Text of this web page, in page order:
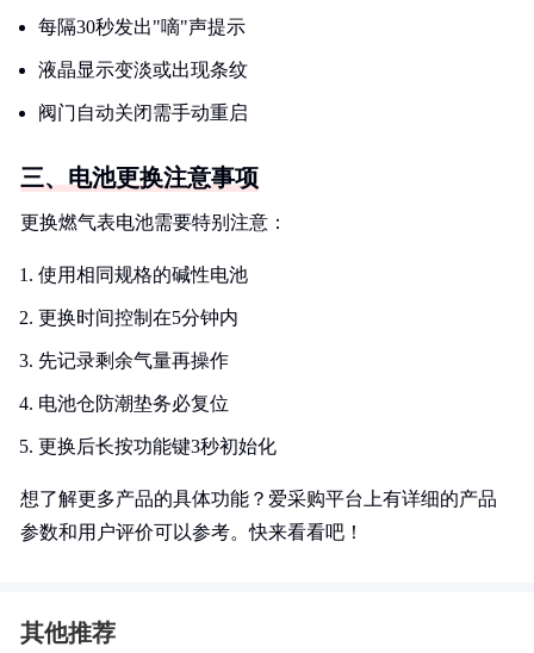
每隔30秒发出"嘀"声提示
液晶显示变淡或出现条纹
阀门自动关闭需手动重启
三、电池更换注意事项
更换燃气表电池需要特别注意：
使用相同规格的碱性电池
更换时间控制在5分钟内
先记录剩余气量再操作
电池仓防潮垫务必复位
更换后长按功能键3秒初始化
想了解更多产品的具体功能？爱采购平台上有详细的产品
参数和用户评价可以参考。快来看看吧！
其他推荐